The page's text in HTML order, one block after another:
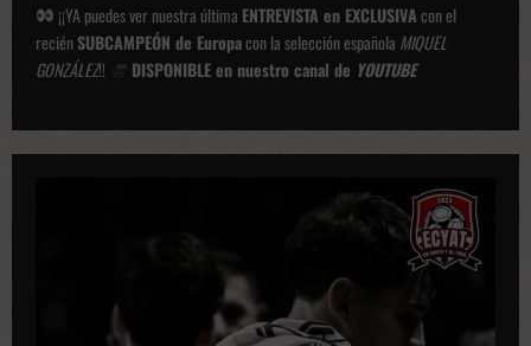
¡¡YA puedes ver nuestra última ENTREVISTA en EXCLUSIVAcon el
reciénSUBCAMPEÓN de Europacon la selección española MIQUEL
GONZÁLEZ!! DISPONIBLE en nuestro canal de YOUTUBE